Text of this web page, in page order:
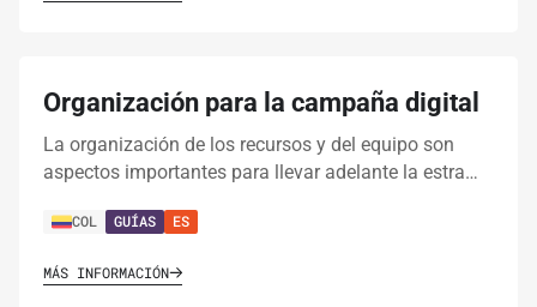
Organización para la campaña digital
La organización de los recursos y del equipo son
aspectos importantes para llevar adelante la estra…
COL GUÍAS ES
MÁS INFORMACIÓN